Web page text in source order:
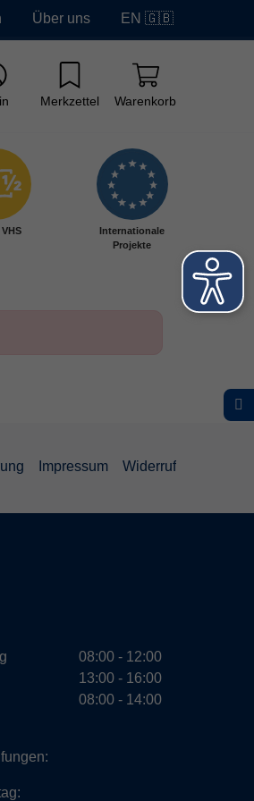
Über uns EN 🇬🇧
Merkzettel Warenkorb
Internationale
Projekte
Impressum Widerruf
08:00 - 12:00
13:00 - 16:00
08:00 - 14:00